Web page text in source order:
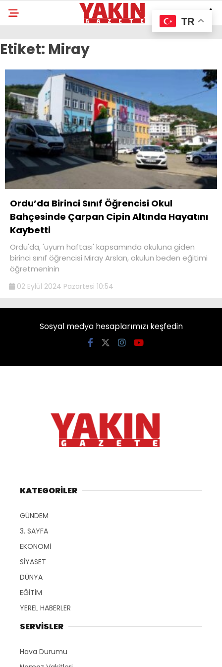
Etiket: Miray
Ordu’da Birinci Sınıf Öğrencisi Okul
Bahçesinde Çarpan Cipin Altında Hayatını
Kaybetti
Ordu'da, 'uyum haftası' kapsamında okuluna giden
birinci sınıf öğrencisi Miray Arslan, okulun beden eğitimi
öğretmeninin
02 Eylül 2024 Pazartesi 10:54
Sosyal medya hesaplarımızı keşfedin
KATEGORİLER
GÜNDEM
3. SAYFA
EKONOMİ
SİYASET
DÜNYA
EĞİTİM
YEREL HABERLER
SERVİSLER
Hava Durumu
TR